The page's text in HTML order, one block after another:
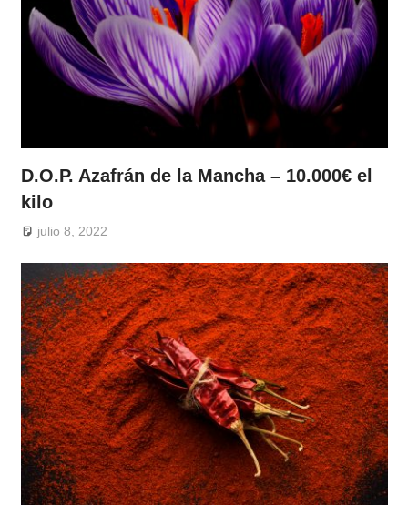
D.O.P. Azafrán de la Mancha – 10.000€ el
kilo
julio 8, 2022